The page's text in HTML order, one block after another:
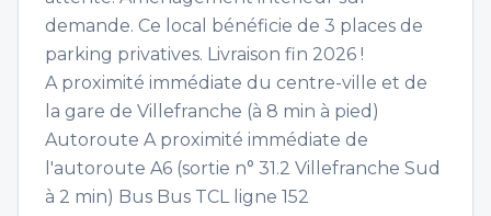
demande. Ce local bénéficie de 3 places de
parking privatives. Livraison fin 2026 !
A proximité immédiate du centre-ville et de
la gare de Villefranche (à 8 min à pied)
Autoroute A proximité immédiate de
l'autoroute A6 (sortie n° 31.2 Villefranche Sud
à 2 min) Bus Bus TCL ligne 152